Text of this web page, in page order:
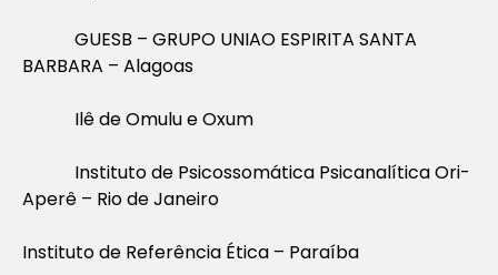
GUESB – GRUPO UNIAO ESPIRITA SANTA
BARBARA – Alagoas
Ilê de Omulu e Oxum
Instituto de Psicossomática Psicanalítica Ori-
Aperê – Rio de Janeiro
Instituto de Referência Ética – Paraíba